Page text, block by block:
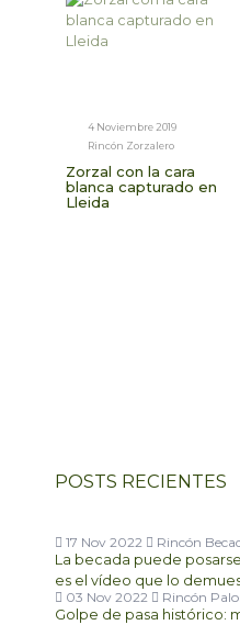
4 Noviembre 2019
Rincón Zorzalero
Zorzal con la cara
blanca capturado en
Lleida
POSTS RECIENTES
17 Nov 2022
Rincón
La becada puede
es el vídeo que lo
03 Nov 2022
Rincón
Golpe de pasa histórico: